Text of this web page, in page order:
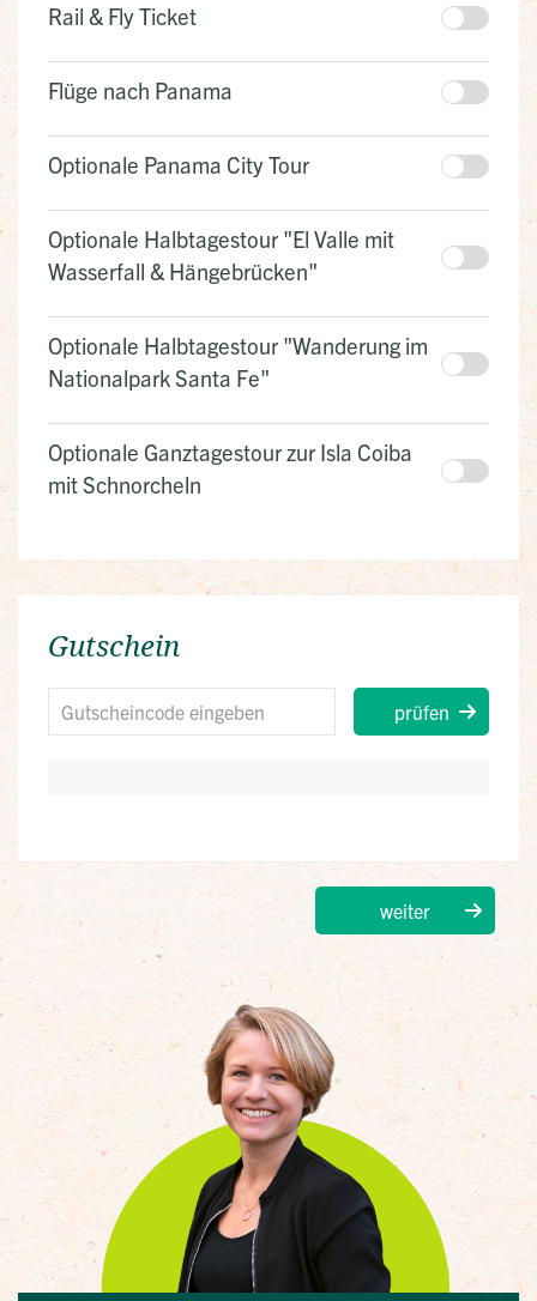
Rail & Fly Ticket
Flüge nach Panama
Optionale Panama City Tour
Optionale Halbtagestour "El Valle mit
Wasserfall & Hängebrücken"
Optionale Halbtagestour "Wanderung im
Nationalpark Santa Fe"
Optionale Ganztagestour zur Isla Coiba
mit Schnorcheln
Gutschein
prüfen
weiter